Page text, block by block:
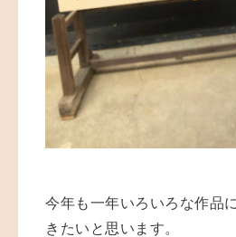
今年も一年いろいろな作品
きたいと思います。